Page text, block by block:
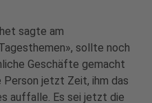
sagte am
sollte noch
Geschäfte gemacht
Person jetzt Zeit, ihm das
auffalle. Es sei jetzt die